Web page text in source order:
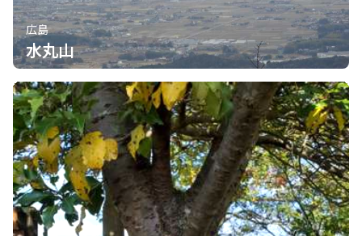
広島
水丸山